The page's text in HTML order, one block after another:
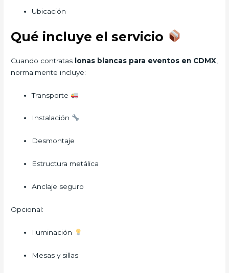
Ubicación
Qué incluye el servicio
Cuando contratas lonas blancas para eventos en CDMX
normalmente incluye:
Transporte
Instalación
Desmontaje
Estructura metálica
Anclaje seguro
Opcional:
Iluminación
Mesas y sillas